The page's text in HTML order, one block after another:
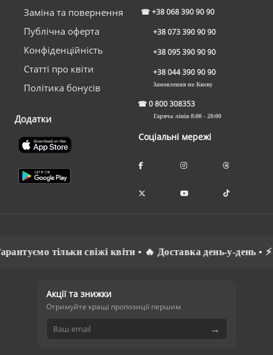
Заміна та повернення
Публічна оферта
Конфіденційність
Статті про квіти
Політика бонусів
Додатки
☎+38 068 390 90 90
+38 073 390 90 90
+38 095 390 90 90
+38 044 390 90 90
Замовлення по Києву
☎0 800 308353
Гаряча лінія 8:00 - 20:00
Соціальні мережі
свіжі квіти • 🔥 Доставка день-у-день • ⚡
Акції та знижки
Отримуйте кращі пропозиції першим
→